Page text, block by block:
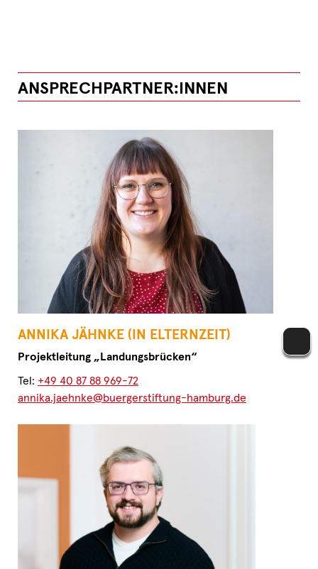
ANSPRECHPARTNER:INNEN
ANNIKA JÄHNKE (IN ELTERNZEIT)
Projektleitung „Landungsbrücken“
Tel: +49 40 87 88 969-72
annika.jaehnke@buergerstiftung-hamburg.de